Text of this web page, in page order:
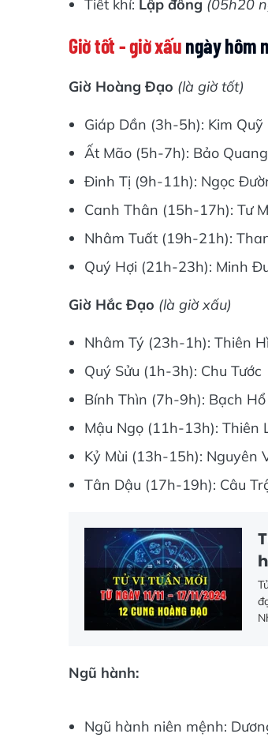
Tiết khí: Lập đông (05h20
Giờ tốt - giờ xấungày hôm
Giờ Hoàng Đạo (là giờ tốt)
Giáp Dần (3h-5h): Kim Quỹ
Ất Mão (5h-7h): Bảo Quang
Đinh Tị (9h-11h): Ngọc
Canh Thân (15h-17h): Tư
Nhâm Tuất (19h-21h):
Quý Hợi (21h-23h): Minh
Giờ Hắc Đạo (là giờ xấu)
Nhâm Tý (23h-1h): Thiên
Quý Sửu (1h-3h): Chu Tước
Bính Thìn (7h-9h): Bạch Hổ
Mậu Ngọ (11h-13h): Thiên
Kỷ Mùi (13h-15h): Nguyên
Tân Dậu (17h-19h): Câu
Ngũ hành:
Ngũ hành niên mệnh: